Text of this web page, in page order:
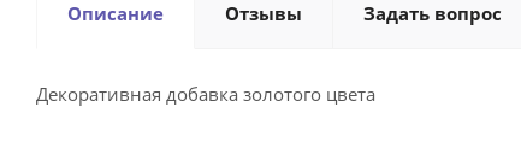
Описание Отзывы Задать вопрос
Декоративная добавка золотого цвета